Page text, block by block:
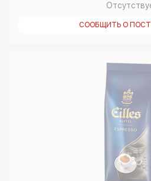
СООБЩИТЬ О